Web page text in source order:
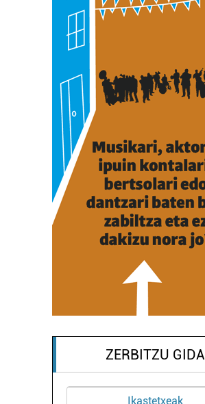
ZERBITZU GIDA
Ikastetxeak